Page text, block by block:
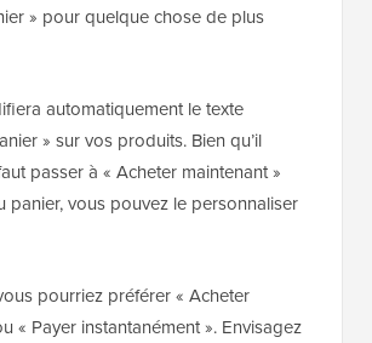
» pour quelque chose de plus
automatiquement le texte
» sur vos produits. Bien qu’il
passer à « Acheter maintenant »
panier, vous pouvez le personnaliser
pourriez préférer « Acheter
« Payer instantanément ». Envisagez